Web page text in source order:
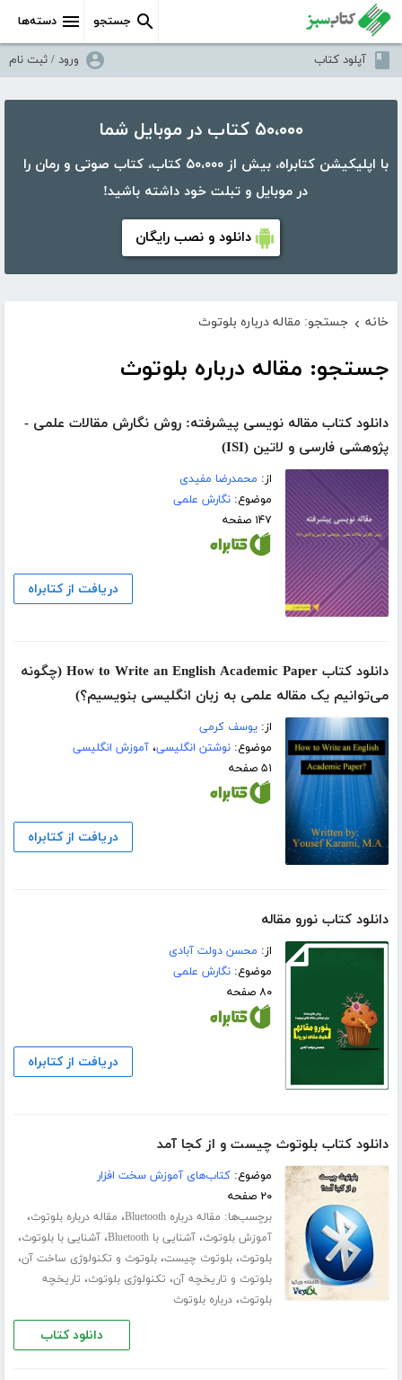
دسته‌ها جستجو
آپلود کتاب ورود / ثبت نام
۵۰،۰۰۰ کتاب در موبایل شما
با اپلیکیشن کتابراه، بیش از ۵۰،۰۰۰ کتاب، کتاب صوتی و رمان را
در موبایل و تبلت خود داشته باشید!
دانلود و نصب رایگان
خانه › جستجو: مقاله درباره بلوتوث
جستجو: مقاله درباره بلوتوث
دانلود کتاب مقاله نویسی پیشرفته: روش نگارش مقالات علمی -
پژوهشی فارسی و لاتین (ISI)
از: محمدرضا مفیدی
موضوع:نگارش علمی
۱۴۷ صفحه
دریافت از کتابراه
دانلود کتاب How to Write an English Academic Paper (چگونه
می‌توانیم یک مقاله علمی به زبان انگلیسی بنویسیم؟)
از:یوسف کرمی
موضوع:نوشتن انگلیسی،آموزش انگلیسی
۵۱ صفحه
دریافت از کتابراه
دانلود کتاب نورو مقاله
از: محسن دولت آبادی
موضوع:نگارش علمی
۸۰ صفحه
دریافت از کتابراه
دانلود کتاب بلوتوث چیست و از کجا آمد
موضوع:کتاب‌های آموزش سخت افزار
۲۰ صفحه
برچسب‌ها: مقاله درباره Bluetooth ، مقاله درباره بلوتوث،
آموزش بلوتوث،آشنایی با Bluetooth ،آشنایی با بلوتوث،
بلوتوث،بلوتوث چیست،بلوتوث و تکنولوژی ساخت آن،
بلوتوث و تاریخچه آن، تکنولوژی بلوتوث، تاریخچه
بلوتوث،درباره بلوتوث
دانلود کتاب